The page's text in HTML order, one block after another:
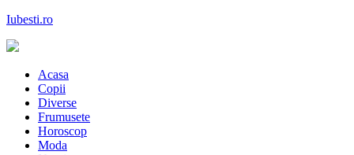
Skip
content
Iubesti.ro
astazi
Acasa
Copii
Diverse
Frumusete
Horoscop
Moda